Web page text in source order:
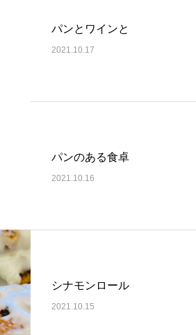
パンとワインと
2021.10.17
パンのある食卓
2021.10.16
シナモンロール
2021.10.15